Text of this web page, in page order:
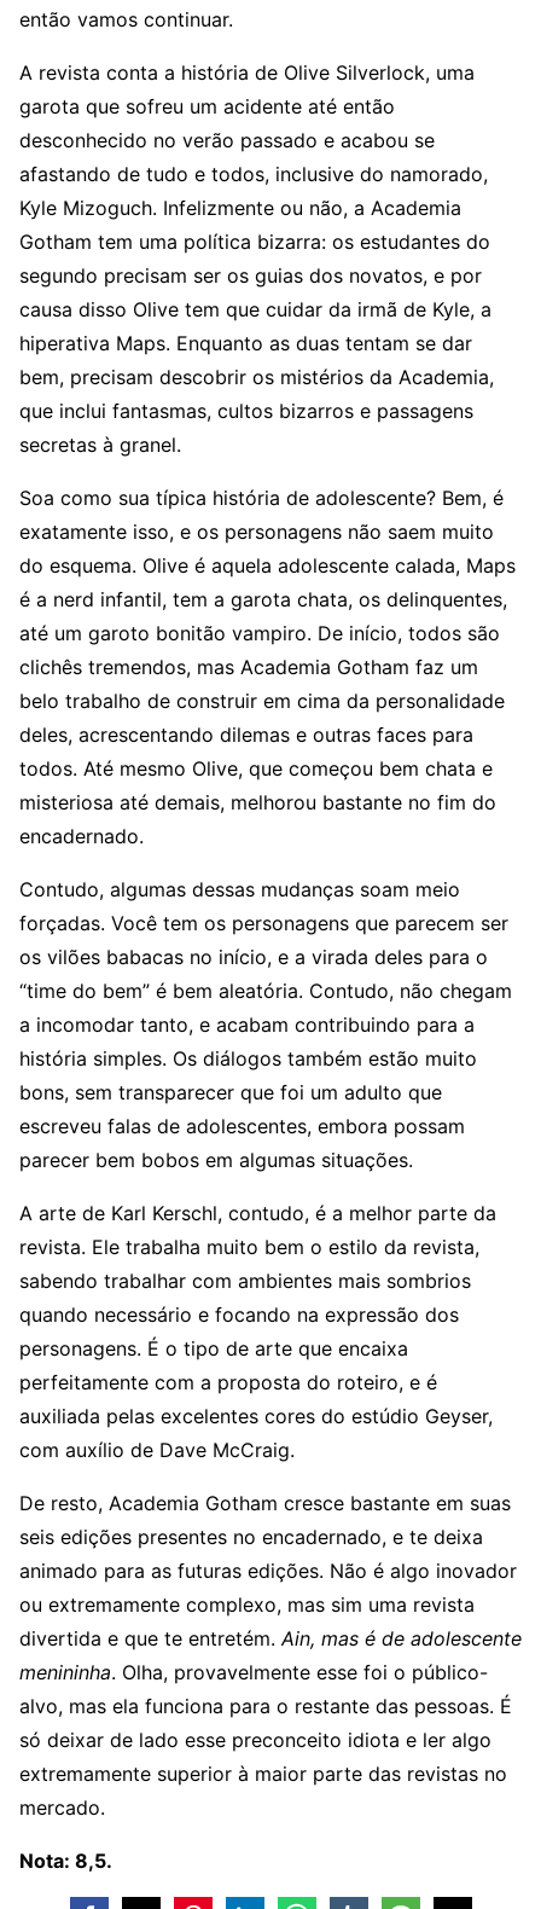
então vamos continuar.
A revista conta a história de Olive Silverlock, uma
garota que sofreu um acidente até então
desconhecido no verão passado e acabou se
afastando de tudo e todos, inclusive do namorado,
Kyle Mizoguch. Infelizmente ou não, a Academia
Gotham tem uma política bizarra: os estudantes do
segundo precisam ser os guias dos novatos, e por
causa disso Olive tem que cuidar da irmã de Kyle, a
hiperativa Maps. Enquanto as duas tentam se dar
bem, precisam descobrir os mistérios da Academia,
que inclui fantasmas, cultos bizarros e passagens
secretas à granel.
Soa como sua típica história de adolescente? Bem, é
exatamente isso, e os personagens não saem muito
do esquema. Olive é aquela adolescente calada, Maps
é a nerd infantil, tem a garota chata, os delinquentes,
até um garoto bonitão vampiro. De início, todos são
clichês tremendos, mas Academia Gotham faz um
belo trabalho de construir em cima da personalidade
deles, acrescentando dilemas e outras faces para
todos. Até mesmo Olive, que começou bem chata e
misteriosa até demais, melhorou bastante no fim do
encadernado.
Contudo, algumas dessas mudanças soam meio
forçadas. Você tem os personagens que parecem ser
os vilões babacas no início, e a virada deles para o
“time do bem” é bem aleatória. Contudo, não chegam
a incomodar tanto, e acabam contribuindo para a
história simples. Os diálogos também estão muito
bons, sem transparecer que foi um adulto que
escreveu falas de adolescentes, embora possam
parecer bem bobos em algumas situações.
A arte de Karl Kerschl, contudo, é a melhor parte da
revista. Ele trabalha muito bem o estilo da revista,
sabendo trabalhar com ambientes mais sombrios
quando necessário e focando na expressão dos
personagens. É o tipo de arte que encaixa
perfeitamente com a proposta do roteiro, e é
auxiliada pelas excelentes cores do estúdio Geyser,
com auxílio de Dave McCraig.
De resto, Academia Gotham cresce bastante em suas
seis edições presentes no encadernado, e te deixa
animado para as futuras edições. Não é algo inovador
ou extremamente complexo, mas sim uma revista
divertida e que te entretém.Ain, mas é de adolescente
menininha. Olha, provavelmente esse foi o público-
alvo, mas ela funciona para o restante das pessoas. É
só deixar de lado esse preconceito idiota e ler algo
extremamente superior à maior parte das revistas no
mercado.
Nota: 8,5.